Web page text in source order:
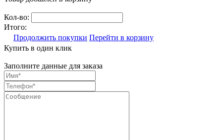
Кол-во:
Итого:
Продолжить покупки Перейти в корзину
Купить в один клик
Заполните данные для заказа